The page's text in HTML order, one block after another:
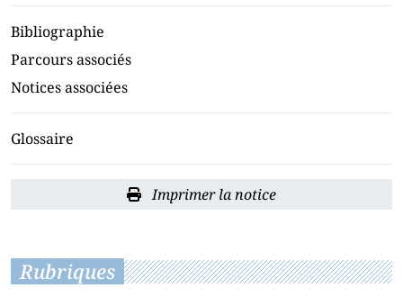
Bibliographie
Parcours associés
Notices associées
Glossaire
Imprimer la notice
Rubriques